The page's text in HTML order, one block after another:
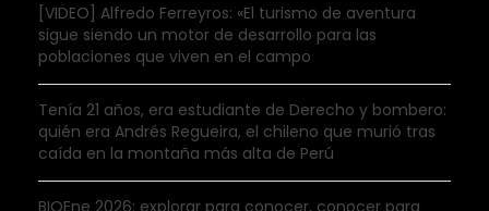
[VIDEO] Alfredo Ferreyros: «El turismo de aventura
sigue siendo un motor de desarrollo para las
poblaciones que viven en el campo
Tenía 21 años, era estudiante de Derecho y bombero:
quién era Andrés Regueira, el chileno que murió tras
caída en la montaña más alta de Perú
BIOEne 2026: explorar para conocer, conocer para